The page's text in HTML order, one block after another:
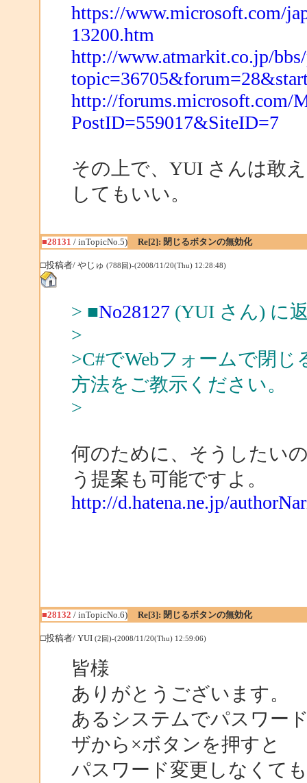
https://www.microsoft.com/
13200.htm
http://www.atmarkit.co.jp/
http://forums.microsoft.com/
PostID=559017&SiteID=7
その上で、YUI さんは敢
してもいい。
■28131 / inTopicNo.5) Re[2]: 閉じるボタンの無効化
□投稿者/ やじゅ (788回)-(2008/11/20(Thu) 12:28:48)
> ■No28127(YUI さん) に
>
>C#でWebフォームで閉
方法をご教示ください。
>
何のために、そうしたい
う提案も可能ですよ。
http://d.hatena.ne.jp/
■28132 / inTopicNo.6) Re[3]: 閉じるボタンの無効化
□投稿者/ YUI (2回)-(2008/11/20(Thu) 12:59:06)
皆様
ありがとうございます。
あるシステムでパスワー
ザから×ボタンを押すと
パスワード変更しなくて